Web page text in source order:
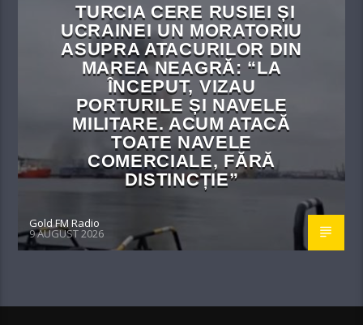
TURCIA CERE RUSIEI ȘI
UCRAINEI UN MORATORIU
ASUPRA ATACURILOR DIN
MAREA NEAGRĂ: “LA
ÎNCEPUT, VIZAU
PORTURILE ȘI NAVELE
MILITARE. ACUM ATACĂ
TOATE NAVELE
COMERCIALE, FĂRĂ
DISTINCȚIE”
Gold FM Radio
9 AUGUST 2026